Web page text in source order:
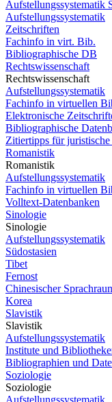
Aufstellungssystematik
Aufstellungssystematik
Zeitschriften
Fachinfo in virt. Bib.
Bibliographische DB
Rechtswissenschaft
Rechtswissenschaft
Aufstellungssystematik
Fachinfo in virtuellen
Elektronische
Bibliographische
Zitiertipps für juristische
Romanistik
Romanistik
Aufstellungssystematik
Fachinfo in virtuellen
Volltext-Datenbanken
Sinologie
Sinologie
Aufstellungssystematik
Südostasien
Tibet
Fernost
Chinesischer
Korea
Slavistik
Slavistik
Aufstellungssystematik
Institute und
Bibliographien und
Soziologie
Soziologie
Aufstellungssystematik